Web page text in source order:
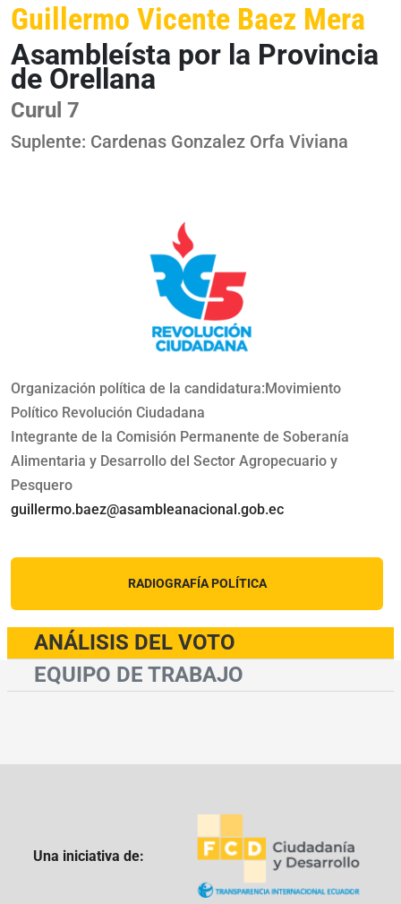
Guillermo Vicente Baez Mera
Asambleísta por la Provincia
de Orellana
Curul 7
Suplente: Cardenas Gonzalez Orfa Viviana
Organización política de la candidatura:Movimiento
Político Revolución Ciudadana
Integrante de la Comisión Permanente de Soberanía
Alimentaria y Desarrollo del Sector Agropecuario y
Pesquero
guillermo.baez@asambleanacional.gob.ec
RADIOGRAFÍA POLÍTICA
ANÁLISIS DEL VOTO
EQUIPO DE TRABAJO
Una iniciativa de: